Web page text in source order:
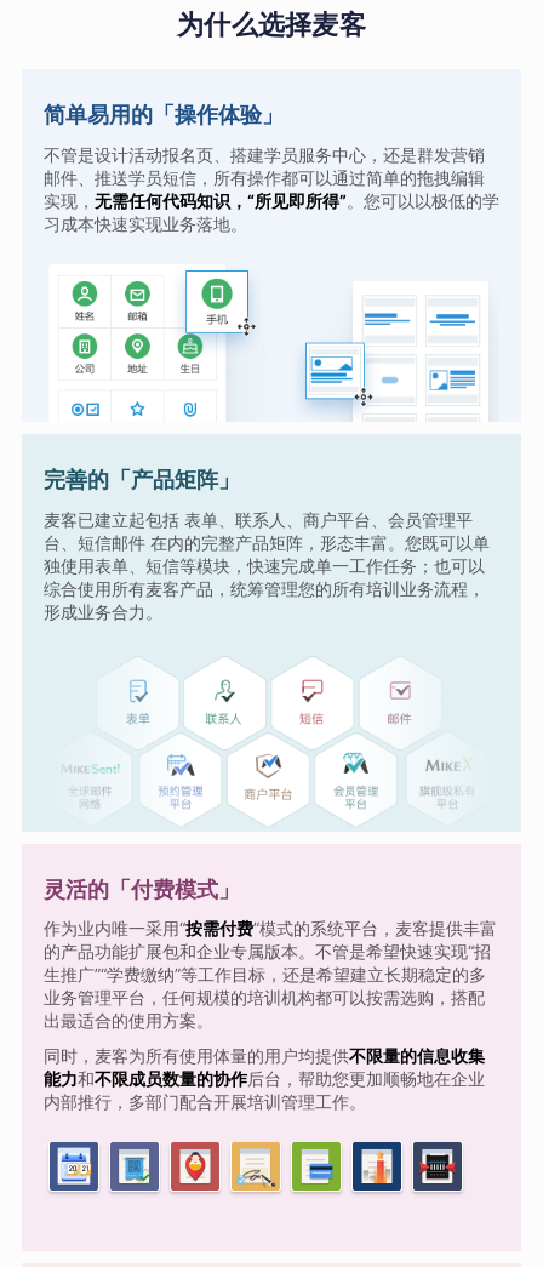
为什么选择麦客
简单易用的「操作体验」
不管是设计活动报名页、搭建学员服务中心，还是群发营销
邮件、推送学员短信，所有操作都可以通过简单的拖拽编辑
实现， 无需任何代码知识，“所见即所得”。您可以以极低的学
习成本快速实现业务落地。
完善的「产品矩阵」
麦客已建立起包括 表单、联系人、商户平台、会员管理平
台、短信邮件 在内的完整产品矩阵，形态丰富。您既可以单
独使用表单、短信等模块，快速完成单一工作任务；也可以
综合使用所有麦客产品，统筹管理您的所有培训业务流程，
形成业务合力。
灵活的「付费模式」
作为业内唯一采用“按需付费”模式的系统平台，麦客提供丰富
的产品功能扩展包和企业专属版本。不管是希望快速实现“招
生推广”“学费缴纳”等工作目标，还是希望建立长期稳定的多
业务管理平台，任何规模的培训机构都可以按需选购，搭配
出最适合的使用方案。
同时，麦客为所有使用体量的用户均提供不限量的信息收集
能力和不限成员数量的协作后台，帮助您更加顺畅地在企业
内部推行，多部门配合开展培训管理工作。